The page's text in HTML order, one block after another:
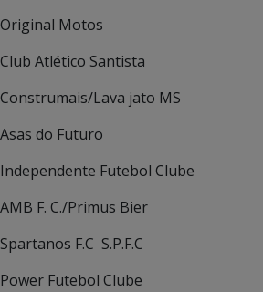
Original Motos
Club Atlético Santista
Construmais/Lava jato MS
Asas do Futuro
Independente Futebol Clube
AMB F. C./Primus Bier
Spartanos F.C S.P.F.C
Power Futebol Clube